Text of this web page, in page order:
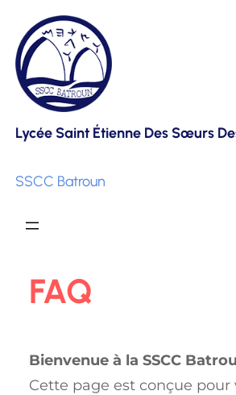
to
content
Lycée Saint Étienne Des Sœurs
SSCC Batroun
FAQ
Bienvenue à la SSCC
Cette page est conçue pour